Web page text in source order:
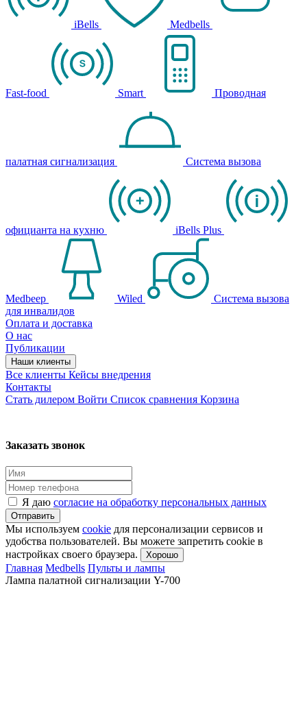
iBells Medbells
Fast-food Smart Проводная
палатная сигнализация Система вызова
официанта на кухню iBells Plus
Medbeep Wiled
Система вызова
для инвалидов
Оплата и доставка
О нас
Публикации
Наши клиенты
Все клиенты Кейсы внедрения
Контакты
Стать дилером Войти Список сравнения Корзина
Заказать звонок
Я даю согласие на обработку персональных данных
Отправить
Мы используем cookie для персонализации сервисов и
удобства пользователей. Вы можете запретить cookie в
настройках своего браузера.
Хорошо
Главная Medbells Пульты и лампы
Лампа палатной сигнализации Y-700